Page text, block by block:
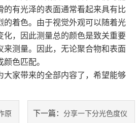
的有光泽的表面通常看起来具有比
的着色。由于视觉外观可以随着光
化，因此测量总的颜色是致关重要
来测量。因此，无论聚合物和表面
色匹配。
家带来的全部内容了，希望能够
原 下一篇： 分享一下分光色度仪